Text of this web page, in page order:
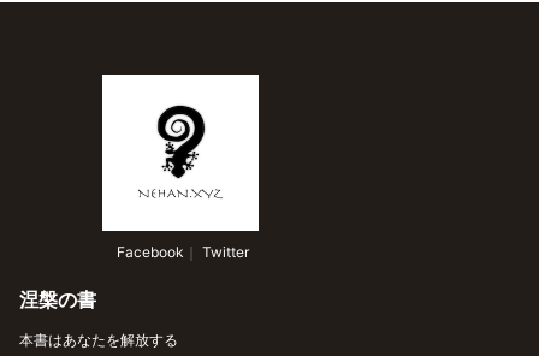
Facebook ｜ Twitter
涅槃の書
本書はあなたを解放する